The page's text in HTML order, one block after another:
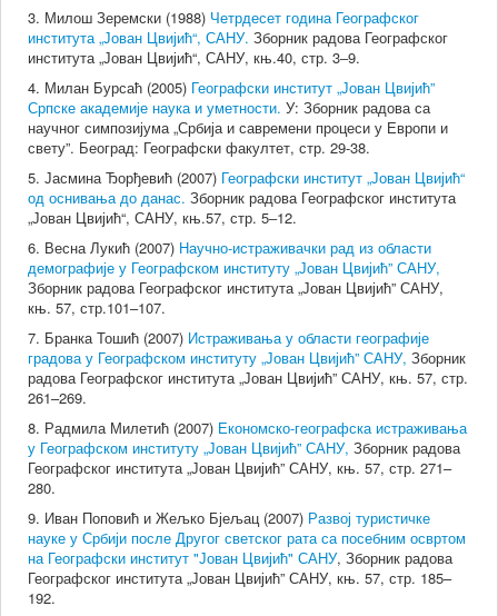
3. Милош Зеремски (1988) Четрдесет година Географског
института „Јован Цвијић“, САНУ. Зборник радова Географског
института „Јован Цвијић“, САНУ, књ.40, стр. 3‒9.
4. Милан Бурсаћ (2005) Географски институт „Јован Цвијић”
Српске академије наука и уметности. У: Зборник радова са
научног симпозијума „Србија и савремени процеси у Европи и
свету”. Београд: Географски факултет, стр. 29-38.
5. Јасмина Ђорђевић (2007) Географски институт „Јован Цвијић“
од оснивања до данас. Зборник радова Географског института
„Јован Цвијић“, САНУ, књ.57, стр. 5‒12.
6. Весна Лукић (2007) Научно-истраживачки рад из области
демографије у Географском институту „Јован Цвијић” САНУ,
Зборник радова Географског института „Јован Цвијић” САНУ,
књ. 57, стр.101–107.
7. Бранка Тошић (2007) Истраживања у области географије
градова у Географском институту „Јован Цвијић” САНУ,Зборник
радова Географског института „Јован Цвијић” САНУ, књ. 57, стр.
261–269.
8. Радмила Милетић (2007) Економско-географска истраживања
у Географском институту „Јован Цвијић” САНУ, Зборник радова
Географског института „Јован Цвијић” САНУ, књ. 57, стр. 271–
280.
9. Иван Поповић и Жељко Бјељац (2007) Развој туристичке
науке у Србији после Другог светског рата са посебним освртом
на Географски институт "Јован Цвијић" САНУ, Зборник радова
Географског института „Јован Цвијић” САНУ, књ. 57, стр. 185–
192.